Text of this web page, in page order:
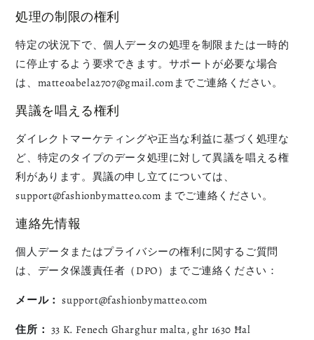
処理の制限の権利
特定の状況下で、個人データの処理を制限または一時的
に停止するよう要求できます。サポートが必要な場合
は、matteoabela2707@gmail.comまでご連絡ください。
異議を唱える権利
ダイレクトマーケティングや正当な利益に基づく処理な
ど、特定のタイプのデータ処理に対して異議を唱える権
利があります。異議の申し立てについては、
support@fashionbymatteo.com までご連絡ください。
連絡先情報
個人データまたはプライバシーの権利に関するご質問
は、データ保護責任者（DPO）までご連絡ください：
メール： support@fashionbymatteo.com
住所： 33 K. Fenech Gharghur malta, ghr 1630 Ħal